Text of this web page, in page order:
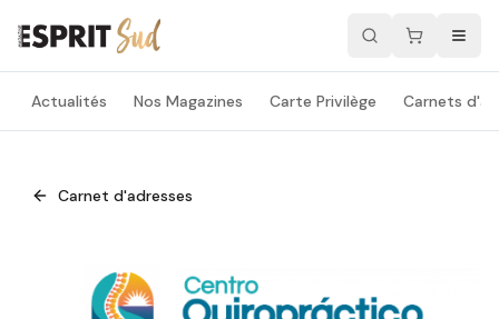
Actualités Nos Magazines Carte Privilège Carnets
Carnet d'adresses